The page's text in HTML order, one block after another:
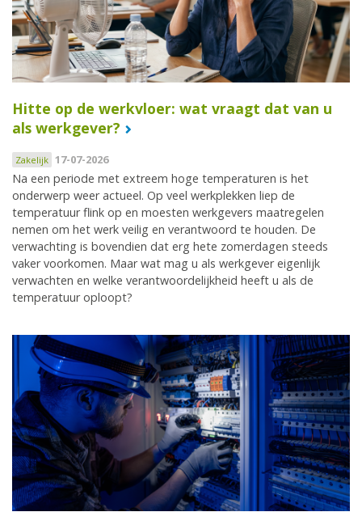
Hitte op de werkvloer: wat vraagt dat van u
als werkgever?
Zakelijk 17-07-2026
Na een periode met extreem hoge temperaturen is het
onderwerp weer actueel. Op veel werkplekken liep de
temperatuur flink op en moesten werkgevers maatregelen
nemen om het werk veilig en verantwoord te houden. De
verwachting is bovendien dat erg hete zomerdagen steeds
vaker voorkomen. Maar wat mag u als werkgever eigenlijk
verwachten en welke verantwoordelijkheid heeft u als de
temperatuur oploopt?